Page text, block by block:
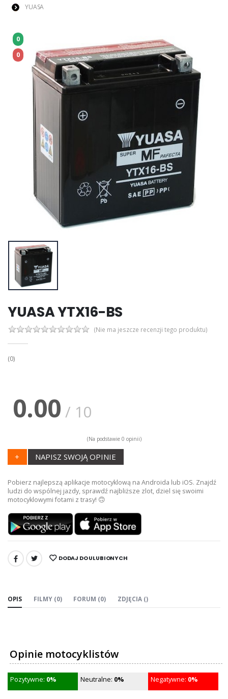
YUASA
0
0
YUASA YTX16-BS
(Nie ma jeszcze recenzji tego produktu)
(0)
0.00 / 10
(Na podstawie 0 opinii)
+ NAPISZ SWOJĄ OPINIE
Pobierz najlepszą aplikacje motocyklową na Androida lub iOS. Znajdź
ludzi do wspólnej jazdy, sprawdź najbliższe zlot, dziel się swoimi
motocyklowymi fotami z trasy! 🙃
UDOSTĘPNIJ: DODAJ DO ULUBIONYCH
OPIS FILMY (0) FORUM (0) ZDJĘCIA ()
Opinie motocyklistów
Pozytywne: 0% Neutralne: 0% Negatywne: 0%